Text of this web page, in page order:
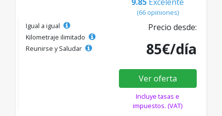
(66 opiniones)
Igual a igual
Kilometraje ilimitado
Reunirse y Saludar
Precio desde:
85€/día
Ver oferta
Incluye tasas e
impuestos. (VAT)